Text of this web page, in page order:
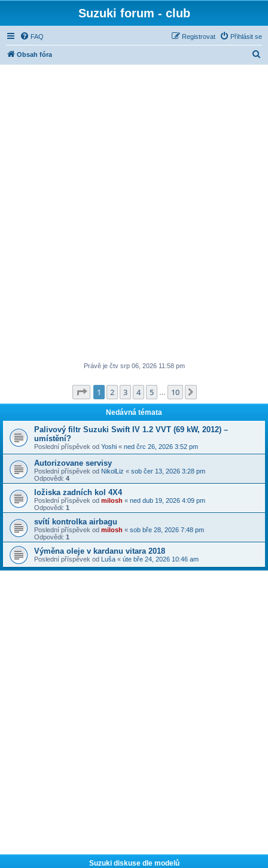
Suzuki forum - club
FAQ Přihlásit se
Registrovat
Obsah fóra
Právě je čtv srp 06, 2026 11:58 pm
Stránka z 10
1 2 3 4 5 10
Nedávná témata
Palivový filtr Suzuki Swift IV 1.2 VVT (69 kW, 2012) –
umístění?
Poslední příspěvek od Yoshi « ned črc 26, 2026 3:52 pm
Autorizovane servisy
Poslední příspěvek od NikolLiz « sob čer 13, 2026 3:28 pm
Odpovědi: 4
ložiska zadních kol 4X4
Poslední příspěvek od milosh « ned dub 19, 2026 4:09 pm
Odpovědi: 1
svítí kontrolka airbagu
Poslední příspěvek od milosh « sob bře 28, 2026 7:48 pm
Odpovědi: 1
Výměna oleje v kardanu vitara 2018
Poslední příspěvek od Luša « úte bře 24, 2026 10:46 am
Suzuki diskuse dle modelů